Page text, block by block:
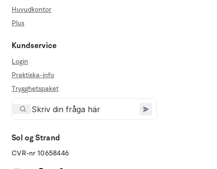
Huvudkontor
Plus
Kundservice
Login
Praktiska-info
Trygghetspaket
Sol og Strand
CVR-nr 10658446